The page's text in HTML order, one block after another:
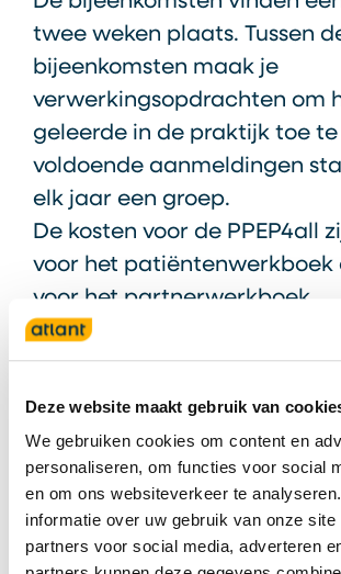
Deze website maakt gebruik van
We gebruiken cookies om content en
personaliseren, om functies voor social
en om ons websiteverkeer te
informatie over uw gebruik van onze site
partners voor social media, adverteren
twee weken plaats. Tussen
bijeenkomsten maak je
verwerkingsopdrachten om
geleerde in de praktijk toe te
voldoende aanmeldingen
elk jaar een groep.
De kosten voor de PPEP4all
voor het patiëntenwerkboek
voor het partnerwerkboek.
Tobias Lange, medisch
maatschappelijk werker
Lottie van Dulmen,
maatschappelijk werker
Linda Zonnenberg,